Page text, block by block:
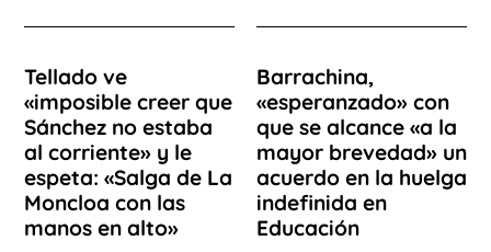
Tellado ve
«imposible creer que
Sánchez no estaba
al corriente» y le
espeta: «Salga de La
Moncloa con las
manos en alto»
Barrachina,
«esperanzado» con
que se alcance «a la
mayor brevedad» un
acuerdo en la huelga
indefinida en
Educación